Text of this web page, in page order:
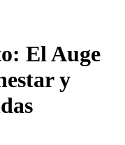
El Auge
y